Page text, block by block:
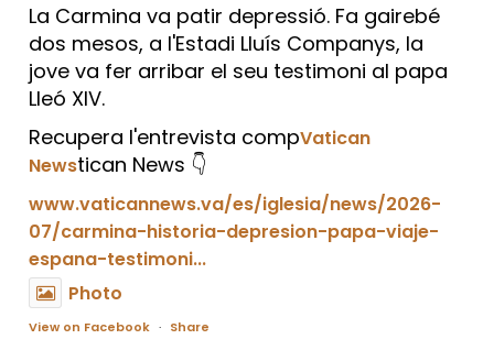
La Carmina va patir depressió. Fa gairebé
dos mesos, a l'Estadi Lluís Companys, la
jove va fer arribar el seu testimoni al papa
Lleó XIV.
Recupera l'entrevista compVatican
Newstican News 👇
www.vaticannews.va/es/iglesia/news/2026-
07/carmina-historia-depresion-papa-viaje-
espana-testimoni...
Photo
View on Facebook · Share